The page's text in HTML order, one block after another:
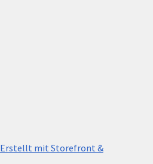
Erstellt mit Storefront &